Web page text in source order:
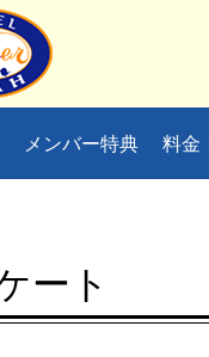
メンバー特典 料金
ート